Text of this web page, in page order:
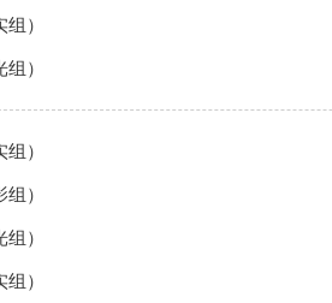
）
）
）
）
）
）